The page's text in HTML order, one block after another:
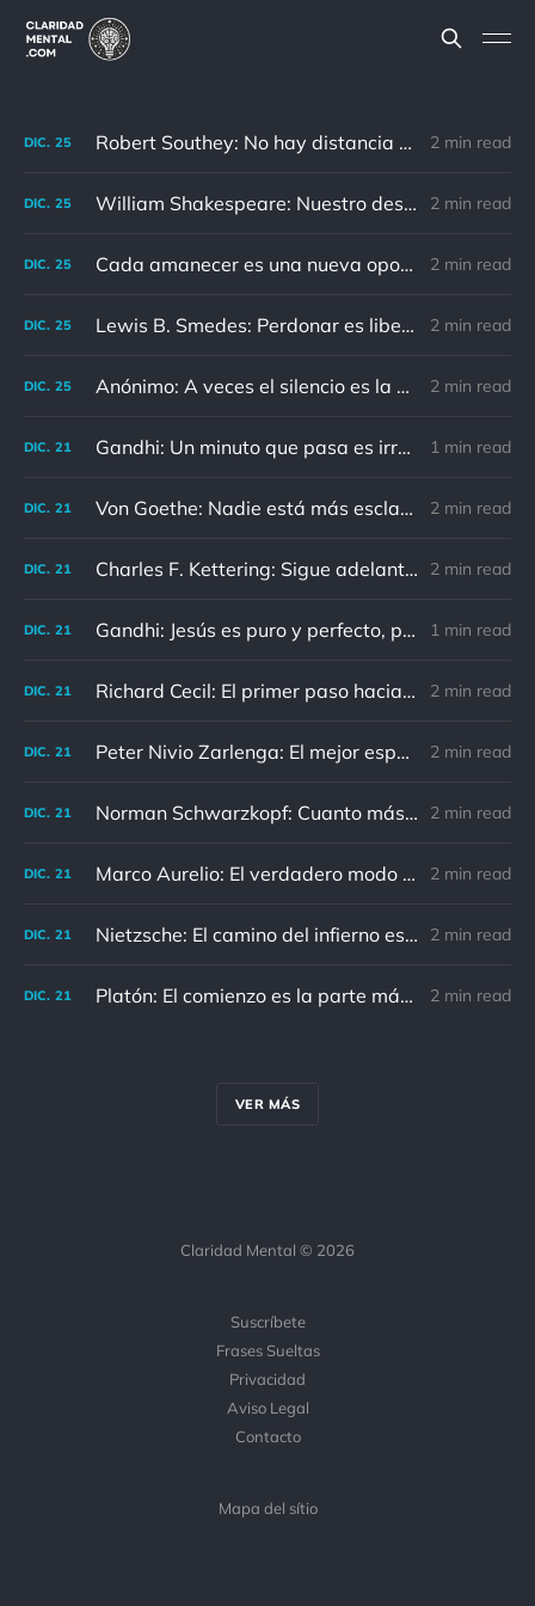
DIC. 25 Robert Southey: No hay distancia o tiempo que pueda disminuir la amistad de aquellos que están completamente convencidos del valor del otro 2 min read
DIC. 25 William Shakespeare: Nuestro destino está en las estrellas, así que levantemos nuestros ojos al cielo 2 min read
DIC. 25 Cada amanecer es una nueva oportunidad 2 min read
DIC. 25 Lewis B. Smedes: Perdonar es liberar a un prisionero y descubrir que el prisionero eras tú 2 min read
DIC. 25 Anónimo: A veces el silencio es la mejor respuesta 2 min read
DIC. 21 Gandhi: Un minuto que pasa es irrecuperable. Conociendo esto, ¿cómo podemos malgastar tantas horas? 1 min read
DIC. 21 Von Goethe: Nadie está más esclavizado que aquellos que falsamente creen que son libres. 2 min read
DIC. 21 Charles F. Kettering: Sigue adelante, y es probable que tropieces con algo, tal vez cuando menos lo esperes. Nunca he escuchado hablar de alguien algu 2 min read
DIC. 21 Gandhi: Jesús es puro y perfecto, pero vosotros los cristianos no sois como él. 1 min read
DIC. 21 Richard Cecil: El primer paso hacia el conocimiento es saber que somos ignorantes. 2 min read
DIC. 21 Peter Nivio Zarlenga: El mejor espejo es un viejo amigo. 2 min read
DIC. 21 Norman Schwarzkopf: Cuanto más sudes por la paz, menos sangras por la guerra. 2 min read
DIC. 21 Marco Aurelio: El verdadero modo de vengarse de un enemigo es no parecérsele. 2 min read
DIC. 21 Nietzsche: El camino del infierno está asfaltado de buenas intenciones. 2 min read
DIC. 21 Platón: El comienzo es la parte más importante del trabajo 2 min read
VER MÁS
Claridad Mental © 2026
Suscríbete
Frases Sueltas
Privacidad
Aviso Legal
Contacto
Mapa del sítio